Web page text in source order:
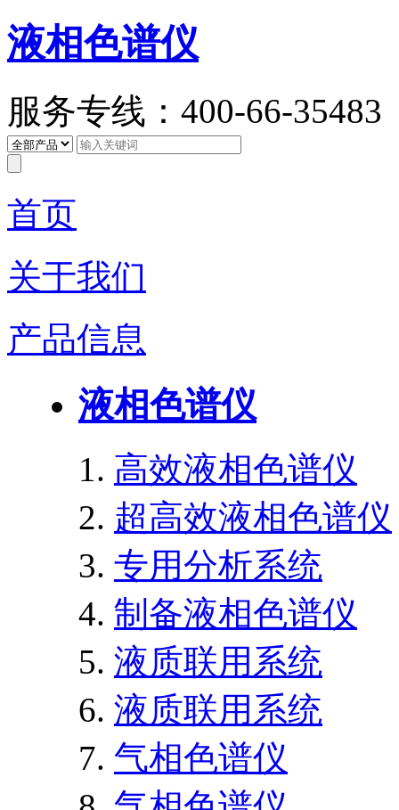
液相色谱仪
服务专线：400-66-35483
首页
关于我们
产品信息
液相色谱仪
高效液相色谱仪
超高效液相色谱仪
专用分析系统
制备液相色谱仪
液质联用系统
液质联用系统
气相色谱仪